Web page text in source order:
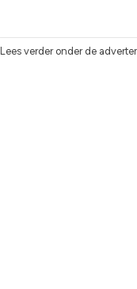
Lees verder onder de